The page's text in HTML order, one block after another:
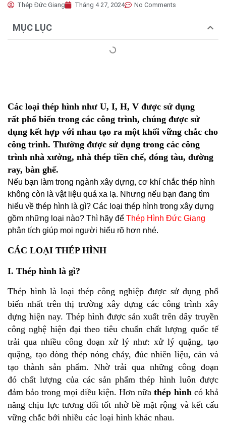
Thép Đức Giang Tháng 4 27, 2024 No Comments
MỤC LỤC
Các loại thép hình như U, I, H, V được sử dụng
rất phổ biến trong các công trình, chúng được sử
dụng kết hợp với nhau tạo ra một khối vững chắc cho
công trình. Thường được sử dụng trong các công
trình nhà xưởng, nhà thép tiền chế, đóng tàu, đường
ray, bàn ghế.
Nếu bạn làm trong ngành xây dựng, cơ khí chắc thép hình
không còn là vật liệu quá xa lạ. Nhưng nếu bạn đang tìm
hiểu về thép hình là gì? Các loại thép hình trong xây dựng
gồm những loại nào? Thì hãy để Thép Hình Đức Giang
phân tích giúp mọi người hiểu rõ hơn nhé.
CÁC LOẠI THÉP HÌNH
I. Thép hình là gì?
Thép hình là loại thép công nghiệp được sử dụng phổ
biến nhất trên thị trường xây dựng các công trình xây
dựng hiện nay. Thép hình được sản xuất trên dây truyền
công nghệ hiện đại theo tiêu chuẩn chất lượng quốc tế
trải qua nhiều công đoạn xử lý như: xử lý quặng, tạo
quặng, tạo dòng thép nóng chảy, đúc nhiên liệu, cán và
tạo thành sản phẩm. Nhờ trải qua những công đoạn
đó chất lượng của các sản phẩm thép hình luôn được
đảm bảo trong mọi diều kiện. Hơn nữa thép hìnhcó khả
năng chịu lực tương đối tốt nhờ bề mặt rộng và kết cấu
vững chắc bởi nhiều các loại hình khác nhau.